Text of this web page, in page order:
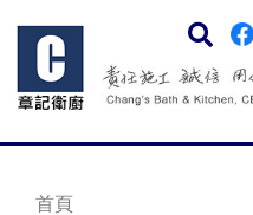
首頁